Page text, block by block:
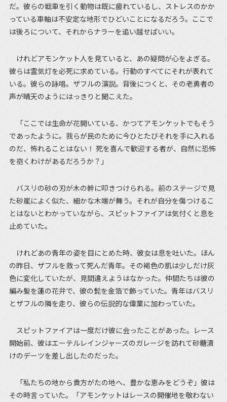
だ。彼らの戦車を引く動物は既に疲れているし、ストレスのかか
っている車軸は不安定な地形でひどいことになるだろう。ここで
は後ろについて、それからナラーを追い越せばいい。
けれどアモンケット人を見ていると、あの疑問が心をよぎる。
彼らは霊気灯を必死に求めている。行動のすべてにそれが表れて
いる。彼らの詠唱。ザフルの演説。背後につくと、その老勇者の
声が晴天のようにはっきりと聞こえた。
「ここでは生命が花開いている、かつてアモンケットでもそう
であったように。我らが民のために今ひとたびそれを手に入れる
のだ、怖れることはない！ 死を喜んで歓迎する者が、自然に恐怖
を抱くわけがあるだろうか？」
バスリの砂の刃が木の幹に叩きつけられる。前のステージで見
た砂嵐によく似た、細かな木端が舞う。それが自分を傷つけるこ
とはないとわかっていながら、スピットファイアは気付くと息を
止めていた。
けれどあの青年の姿を目にとめた時、彼女は息を吐いた。ほん
の昨日、ザフルを救って死んだ青年。その褐色の肌は少しだけ灰
色に変化していたが、見間違えようはなかった。仲間たちは彼の
編み髪を蓮の花弁で、彼の髭を金箔で飾っていた。青年はバスリ
とザフルの隣を走り、彼らの伝説的な偉業に加わっていた。
スピットファイアは一度だけ彼に会ったことがあった。レース
開始前、彼はエーテルレインジャーズのガレージを訪れて砂糖漬
けのデーツを差し出したのだった。
「私たちの地から貴方がたの地へ、豊かな恵みをどうぞ」彼は
その時言っていた。「アモンケットはレースの開催地を敬わない